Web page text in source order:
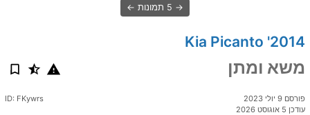
5 תמונות
2014' Kia Picanto
משא ומתן
פורסם 9 יולי 2023
עודכן 5 אוגוסט 2026
ID: FKywrs